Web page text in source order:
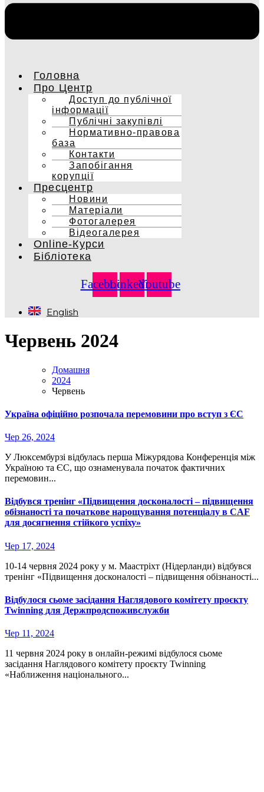
Головна
Про Центр
Доступ до публічної
інформації
Публічні закупівлі
Нормативно-правова
база
Контакти
Запобігання
корупції
Пресцентр
Новини
Матеріали
Фотогалерея
Відеогалерея
Online-Курси
Бібліотека
FacebookLinkedinYoutube
English
Червень 2024
Домашня
2024
Червень
Україна офіційно розпочала перемовини про вступ з ЄС
Чер 26, 2024
У Люксембурзі відбулась перша Міжурядова Конференція між
Україною та ЄС, що ознаменувала початок фактичних
перемовин...
Відбувся тренінг «Підвищення досконалості – підвищення
обізнаності та початкове нарощування потенціалу в CAF
для досягнення стійкого успіху»
Чер 17, 2024
10-14 червня 2024 року у м. Маастріхт (Нідерланди) відбувся
тренінг «Підвищення досконалості – підвищення обізнаності...
Відбулося сьоме засідання Наглядового комітету проєкту
Twinning для Держпродспоживслужби
Чер 11, 2024
11 червня 2024 року в онлайн-режимі відбулося сьоме
засідання Наглядового комітету проєкту Twinning
«Наближення національного...